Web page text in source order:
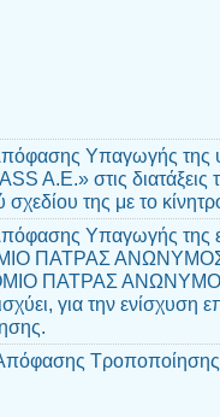
Υπαγωγής της
A.E.» στις διατάξεις
σχεδίου της με το
Υπαγωγής της
ΠΑΤΡΑΣ ΑΝΩΝΥΜΟΣ
ΠΑΤΡΑΣ ΑΝΩΝΥΜΟΣ
για την ενίσχυση